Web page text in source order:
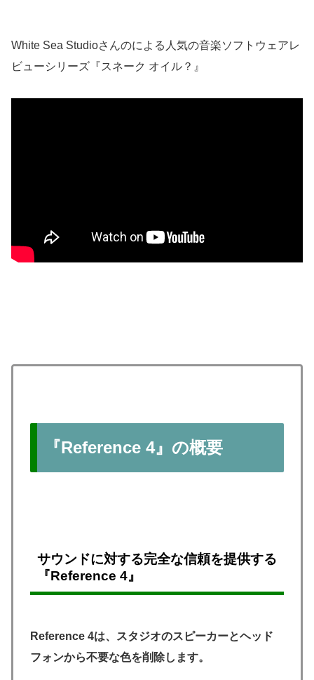
White Sea Studioさんのによる人気の音楽ソフトウェアレ
ビューシリーズ『スネーク オイル？』
『Reference 4』の概要
サウンドに対する完全な信頼を提供する
『Reference 4』
Reference 4は、スタジオのスピーカーとヘッド
フォンから不要な色を削除します。